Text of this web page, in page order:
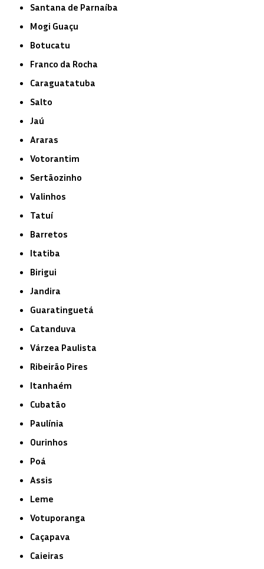
Santana de Parnaíba
Mogi Guaçu
Botucatu
Franco da Rocha
Caraguatatuba
Salto
Jaú
Araras
Votorantim
Sertãozinho
Valinhos
Tatuí
Barretos
Itatiba
Birigui
Jandira
Guaratinguetá
Catanduva
Várzea Paulista
Ribeirão Pires
Itanhaém
Cubatão
Paulínia
Ourinhos
Poá
Assis
Leme
Votuporanga
Caçapava
Caieiras